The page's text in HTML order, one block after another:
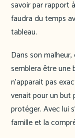
savoir par rapport
faudra du temps
tableau.
Dans son
semblera être une
n’apparait pas
venait pour un but
protéger. Avec lui
famille et la